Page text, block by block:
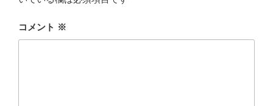
コメント ※